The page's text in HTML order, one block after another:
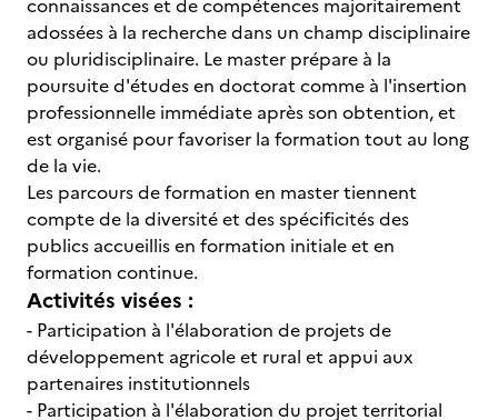
connaissances et de compétences majoritairement
adossées à la recherche dans un champ disciplinaire
ou pluridisciplinaire. Le master prépare à la
poursuite d'études en doctorat comme à l'insertion
professionnelle immédiate après son obtention, et
est organisé pour favoriser la formation tout au long
de la vie.
Les parcours de formation en master tiennent
compte de la diversité et des spécificités des
publics accueillis en formation initiale et en
formation continue.
Activités visées :
- Participation à l'élaboration de projets de
développement agricole et rural et appui aux
partenaires institutionnels
- Participation à l'élaboration du projet territorial